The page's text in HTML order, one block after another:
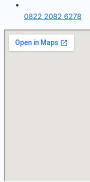
0822 2082 6278